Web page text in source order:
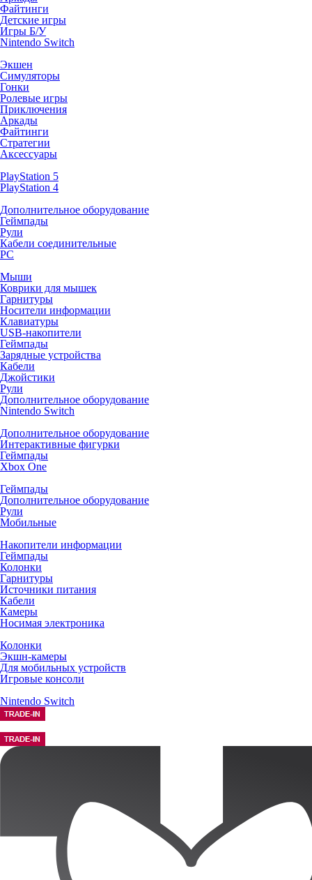
Файтинги
Детские игры
Игры Б/У
Nintendo Switch
Экшен
Симуляторы
Гонки
Ролевые игры
Приключения
Аркады
Файтинги
Стратегии
Аксессуары
PlayStation 5
PlayStation 4
Дополнительное оборудование
Геймпады
Рули
Кабели соединительные
PC
Мыши
Коврики для мышек
Гарнитуры
Носители информации
Клавиатуры
USB-накопители
Геймпады
Зарядные устройства
Кабели
Джойстики
Рули
Дополнительное оборудование
Nintendo Switch
Дополнительное оборудование
Интерактивные фигурки
Геймпады
Xbox One
Геймпады
Дополнительное оборудование
Рули
Мобильные
Накопители информации
Геймпады
Колонки
Гарнитуры
Источники питания
Кабели
Камеры
Носимая электроника
Колонки
Экшн-камеры
Для мобильных устройств
Игровые консоли
Nintendo Switch